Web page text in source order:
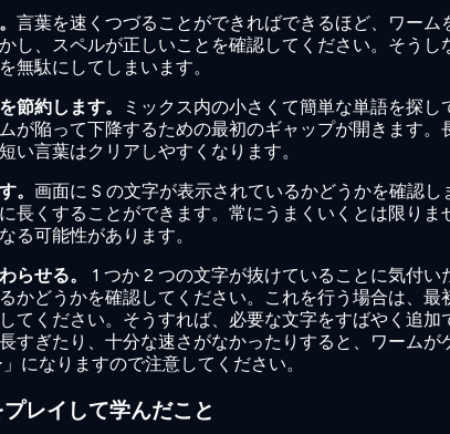
言葉を速くつづることができればできるほど、ワーム
し、スペルが正しいことを確認してください。そうし
無駄にしてしまいます。
節約します。
ミックス内の小さくて簡単な単語を探し
が陥って下降するための最初のギャップが開きます。
い言葉はクリアしやすくなります。
。 画面に S の文字が表示されているかどうかを確認
長くすることができます。常にうまくいくとは限りま
る可能性があります。
らせる。
1 つか 2 つの文字が抜けていることに気付い
かどうかを確認してください。これを行う場合は、最
てください。そうすれば、必要な文字をすばやく追加
すぎたり、十分な速さがなかったりすると、ワームが
」になりますので注意してください。
レイして学んだこと